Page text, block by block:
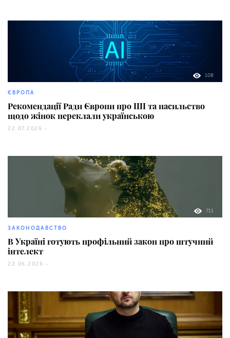
108
ЄВРОПА
Рекомендації Ради Європи про ШІ та насильство
щодо жінок переклали українською
22.07.2026 -
711
ЗАКОНОДАВСТВО
В Україні готують профільний закон про штучний
інтелект
22.06.2026 -